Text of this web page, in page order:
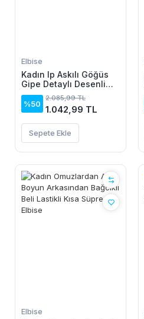
Elbise
Kadın Ip Askılı Göğüs
Gipe Detaylı Desenli
Uzun Süprem Elbise
%50
2.085,99 TL
1.042,99 TL
Sepete Ekle
Elbise